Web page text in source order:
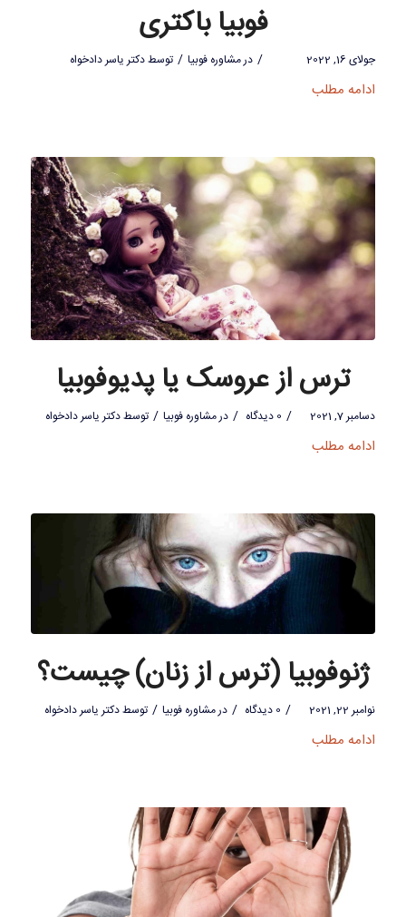
فوبیا باکتری
جولای 16, 2022 / درمشاوره فوبیا / توسطدکتر یاسر دادخواه
ادامه مطلب
ترس از عروسک یا پدیوفوبیا
دسامبر 7, 2021 / 0 دیدگاه / درمشاوره فوبیا / توسطدکتر یاسر دادخواه
ادامه مطلب
ژنوفوبیا (ترس از زنان) چیست؟
نوامبر 22, 2021 / 0 دیدگاه / درمشاوره فوبیا / توسطدکتر یاسر دادخواه
ادامه مطلب